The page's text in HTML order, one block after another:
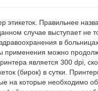
этикеток. Правильнее
случае выступает
в
можно
является 300 dpi,
(бирок) в сутки.
на которые необходимо